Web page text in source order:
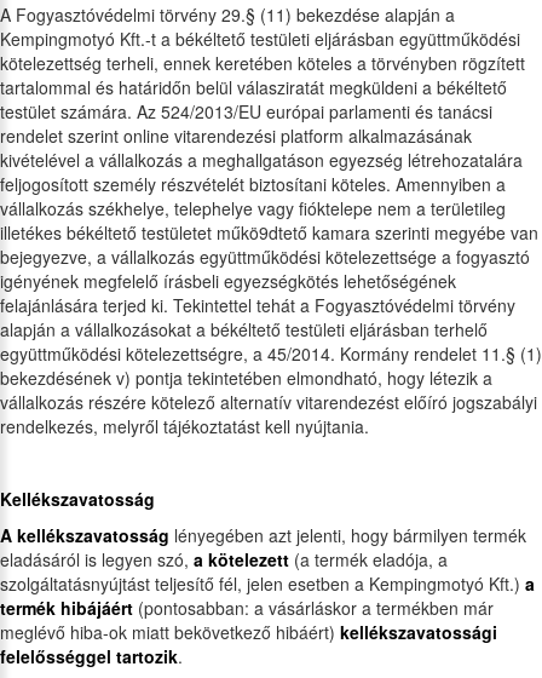
A Fogyasztóvédelmi törvény 29.§ (11) bekezdése alapján a
Kempingmotyó Kft.-t a békéltető testületi eljárásban együttműködési
kötelezettség terheli, ennek keretében köteles a törvényben rögzített
tartalommal és határidőn belül válasziratát megküldeni a békéltető
testület számára. Az 524/2013/EU európai parlamenti és tanácsi
rendelet szerint online vitarendezési platform alkalmazásának
kivételével a vállalkozás a meghallgatáson egyezség létrehozatalára
feljogosított személy részvételét biztosítani köteles. Amennyiben a
vállalkozás székhelye, telephelye vagy fióktelepe nem a területileg
illetékes békéltető testületet műkö9dtető kamara szerinti megyébe van
bejegyezve, a vállalkozás együttműködési kötelezettsége a fogyasztó
igényének megfelelő írásbeli egyezségkötés lehetőségének
felajánlására terjed ki. Tekintettel tehát a Fogyasztóvédelmi törvény
alapján a vállalkozásokat a békéltető testületi eljárásban terhelő
együttműködési kötelezettségre, a 45/2014. Kormány rendelet 11.§ (1)
bekezdésének v) pontja tekintetében elmondható, hogy létezik a
vállalkozás részére kötelező alternatív vitarendezést előíró jogszabályi
rendelkezés, melyről tájékoztatást kell nyújtania.
Kellékszavatosság
A kellékszavatosság lényegében azt jelenti, hogy bármilyen termék
eladásáról is legyen szó, a kötelezett (a termék eladója, a
szolgáltatásnyújtást teljesítő fél, jelen esetben a Kempingmotyó Kft.) a
termék hibájáért (pontosabban: a vásárláskor a termékben már
meglévő hiba-ok miatt bekövetkező hibáért) kellékszavatossági
felelősséggel tartozik.